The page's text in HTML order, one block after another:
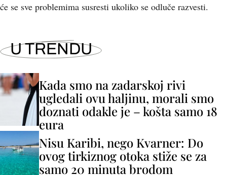
će se sve problemima susresti ukoliko se odluče razvesti.
U TRENDU
Kada smo na zadarskoj rivi
ugledali ovu haljinu, morali smo
doznati odakle je – košta samo 18
eura
Nisu Karibi, nego Kvarner: Do
ovog tirkiznog otoka stiže se za
samo 20 minuta brodom